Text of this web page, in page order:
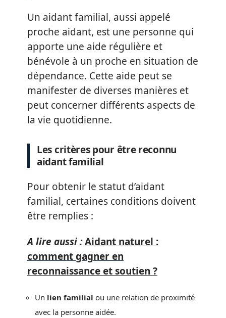
Un aidant familial, aussi appelé
proche aidant, est une personne qui
apporte une aide régulière et
bénévole à un proche en situation de
dépendance. Cette aide peut se
manifester de diverses manières et
peut concerner différents aspects de
la vie quotidienne.
Les critères pour être reconnu
aidant familial
Pour obtenir le statut d’aidant
familial, certaines conditions doivent
être remplies :
A lire aussi :Aidant naturel :
comment gagner en
reconnaissance et soutien ?
Un lien familial ou une relation de proximité
avec la personne aidée.